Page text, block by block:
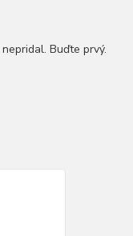
Buďte prvý.